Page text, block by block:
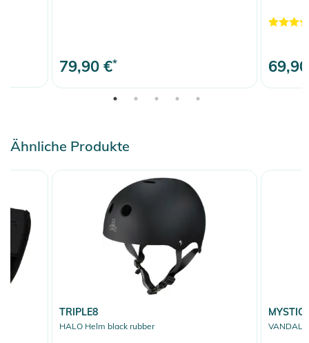
79,90 €*
Ähnliche Produkte
TRIPLE8
HALO Helm black rubber
MYSTIC
VANDAL